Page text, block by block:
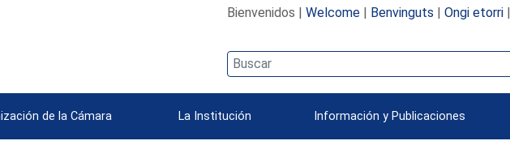
Bienvenidos | Welcome| Benvinguts | Ongi etorri|
de la Cámara La Institución Información y Publicaciones